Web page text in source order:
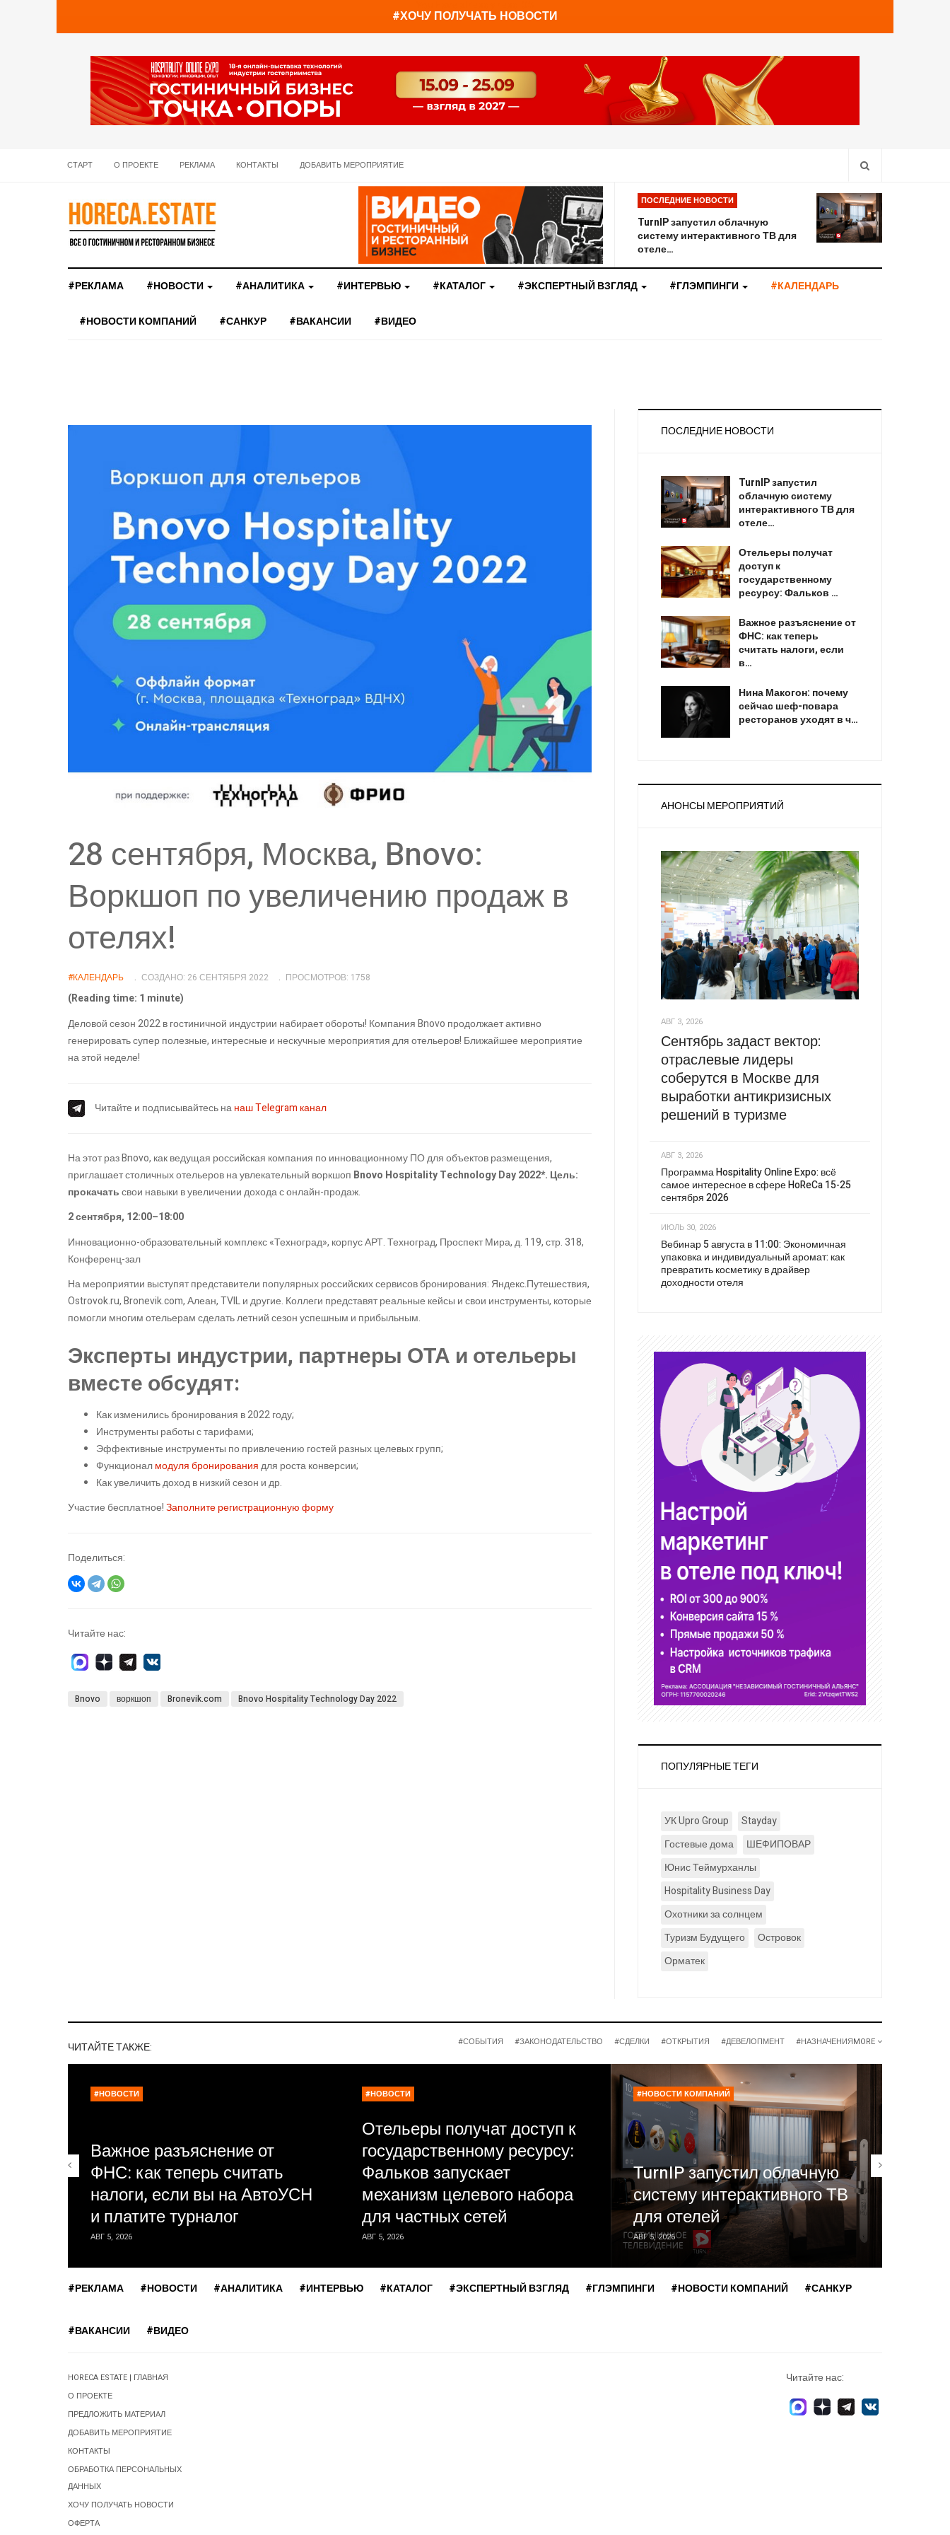
#ХОЧУ ПОЛУЧАТЬ НОВОСТИ
СТАРТ О ПРОЕКТЕ РЕКЛАМА КОНТАКТЫ ДОБАВИТЬ МЕРОПРИЯТИЕ
ПОСЛЕДНИЕ НОВОСТИ
TurnIP запустил облачную
систему интерактивного ТВ для
отеле…
#РЕКЛАМА #НОВОСТИ #АНАЛИТИКА #ИНТЕРВЬЮ #КАТАЛОГ #ЭКСПЕРТНЫЙ ВЗГЛЯД #ГЛЭМПИНГИ #КАЛЕНДАРЬ
#НОВОСТИ КОМПАНИЙ #САНКУР #ВАКАНСИИ #ВИДЕО
28 сентября, Москва, Bnovo:
Воркшоп по увеличению продаж в
отелях!
#КАЛЕНДАРЬ СОЗДАНО: 26 СЕНТЯБРЯ 2022 ПРОСМОТРОВ: 1758
(Reading time: 1 minute)
Деловой сезон 2022 в гостиничной индустрии набирает обороты! Компания Bnovo продолжает активно
генерировать супер полезные, интересные и нескучные мероприятия для отельеров! Ближайшее мероприятие
на этой неделе!
Читайте и подписывайтесь нанаш Telegram канал
На этот раз Bnovo, как ведущая российская компания по инновационному ПО для объектов размещения,
приглашает столичных отельеров на увлекательный воркшоп Bnovo Hospitality Technology Day 2022*. Цель:
прокачатьсвои навыки в увеличении дохода с онлайн-продаж.
2 сентября, 12:00–18:00
Инновационно-образовательный комплекс «Техноград», корпус АРТ. Техноград, Проспект Мира, д. 119, стр. 318,
Конференц-зал
На мероприятии выступят представители популярных российских сервисов бронирования: Яндекс.Путешествия,
Ostrovok.ru, Bronevik.com, Алеан, TVIL и другие. Коллеги представят реальные кейсы и свои инструменты, которые
помогли многим отельерам сделать летний сезон успешным и прибыльным.
Эксперты индустрии, партнеры ОТА и отельеры
вместе обсудят:
Как изменились бронирования в 2022 году;
Инструменты работы с тарифами;
Эффективные инструменты по привлечению гостей разных целевых групп;
Функционалмодуля бронированиядля роста конверсии;
Как увеличить доход в низкий сезон и др.
Участие бесплатное!Заполните регистрационную форму
Поделиться:
Читайте нас:
Bnovo воркшоп Bronevik.com Bnovo Hospitality Technology Day 2022
ПОСЛЕДНИЕ НОВОСТИ
TurnIP запустил
облачную систему
интерактивного ТВ для
отеле…
Отельеры получат
доступ к
государственному
ресурсу: Фальков …
Важное разъяснение от
ФНС: как теперь
считать налоги, если
в…
Нина Макогон: почему
сейчас шеф-повара
ресторанов уходят в ч…
АНОНСЫ МЕРОПРИЯТИЙ
АВГ 3, 2026
Сентябрь задаст вектор:
отраслевые лидеры
соберутся в Москве для
выработки антикризисных
решений в туризме
АВГ 3, 2026
Программа Hospitality Online Expo: всё
самое интересное в сфере HoReCa 15-25
сентября 2026
ИЮЛЬ 30, 2026
Вебинар 5 августа в 11:00: Экономичная
упаковка и индивидуальный аромат: как
превратить косметику в драйвер
доходности отеля
ПОПУЛЯРНЫЕ ТЕГИ
УК Upro Group
Stayday
Гостевые дома
ШЕФИПОВАР
Юнис Теймурханлы
Hospitality Business Day
Охотники за солнцем
Туризм Будущего
Островок
Орматек
ЧИТАЙТЕ ТАКЖЕ: #СОБЫТИЯ #ЗАКОНОДАТЕЛЬСТВО #СДЕЛКИ #ОТКРЫТИЯ #ДЕВЕЛОПМЕНТ #НАЗНАЧЕНИЯMORE
#НОВОСТИ
Важное разъяснение от
ФНС: как теперь считать
налоги, если вы на АвтоУСН
и платите турналог
АВГ 5, 2026
#НОВОСТИ
Отельеры получат доступ к
государственному ресурсу:
Фальков запускает
механизм целевого набора
для частных сетей
АВГ 5, 2026
#НОВОСТИ КОМПАНИЙ
TurnIP запустил облачную
систему интерактивного ТВ
для отелей
АВГ 5, 2026
#РЕКЛАМА #НОВОСТИ #АНАЛИТИКА #ИНТЕРВЬЮ #КАТАЛОГ #ЭКСПЕРТНЫЙ ВЗГЛЯД #ГЛЭМПИНГИ #НОВОСТИ КОМПАНИЙ #САНКУР
#ВАКАНСИИ #ВИДЕО
HORECA ESTATE | ГЛАВНАЯ
О ПРОЕКТЕ
ПРЕДЛОЖИТЬ МАТЕРИАЛ
ДОБАВИТЬ МЕРОПРИЯТИЕ
КОНТАКТЫ
ОБРАБОТКА ПЕРСОНАЛЬНЫХ
ДАННЫХ
ХОЧУ ПОЛУЧАТЬ НОВОСТИ
ОФЕРТА
Читайте нас: